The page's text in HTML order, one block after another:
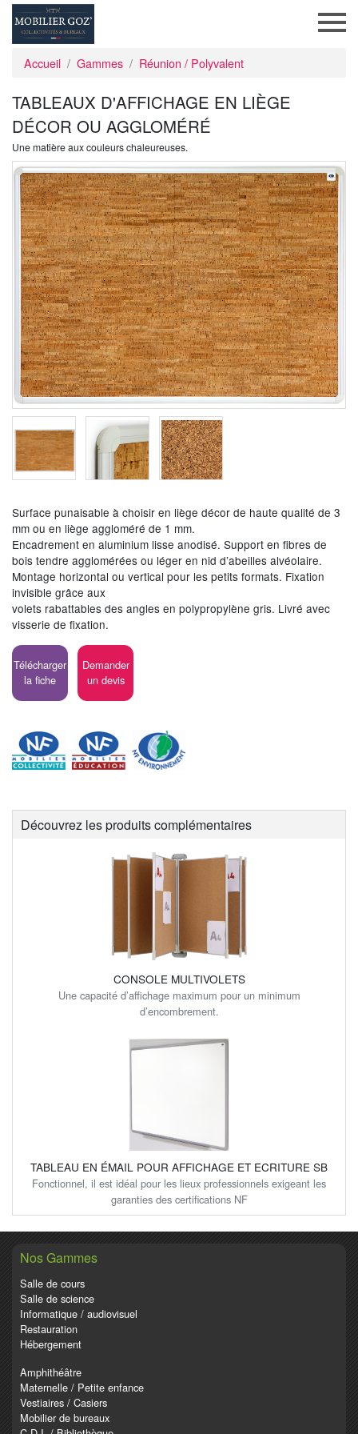
Accueil Gammes Réunion / Polyvalent
TABLEAUX D'AFFICHAGE EN LIÈGE
DÉCOR OU AGGLOMÉRÉ
Une matière aux couleurs chaleureuses.
Surface punaisable à choisir en liège décor de haute qualité de 3
mm ou en liège aggloméré de 1 mm.
Encadrement en aluminium lisse anodisé. Support en fibres de
bois tendre agglomérées ou léger en nid d’abeilles alvéolaire.
Montage horizontal ou vertical pour les petits formats. Fixation
invisible grâce aux
volets rabattables des angles en polypropylène gris. Livré avec
visserie de fixation.
Télécharger
la fiche
Demander
un devis
Découvrez les produits complémentaires
CONSOLE MULTIVOLETS
Une capacité d’affichage maximum pour un minimum
d’encombrement.
TABLEAU EN ÉMAIL POUR AFFICHAGE ET ECRITURE SB
Fonctionnel, il est idéal pour les lieux professionnels exigeant les
garanties des certifications NF
Nos Gammes
Salle de cours
Salle de science
Informatique / audiovisuel
Restauration
Hébergement
Amphithéâtre
Maternelle / Petite enfance
Vestiaires / Casiers
Mobilier de bureaux